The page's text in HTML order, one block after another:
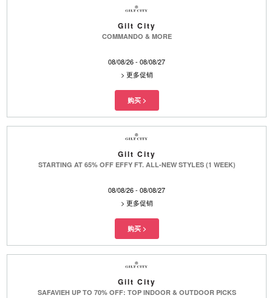
Gilt City
COMMANDO & MORE
08/08/26 - 08/08/27
> 更多促销
Gilt City
STARTING AT 65% OFF EFFY FT. ALL-NEW STYLES (1 WEEK)
08/08/26 - 08/08/27
> 更多促销
Gilt City
SAFAVIEH UP TO 70% OFF: TOP INDOOR & OUTDOOR PICKS